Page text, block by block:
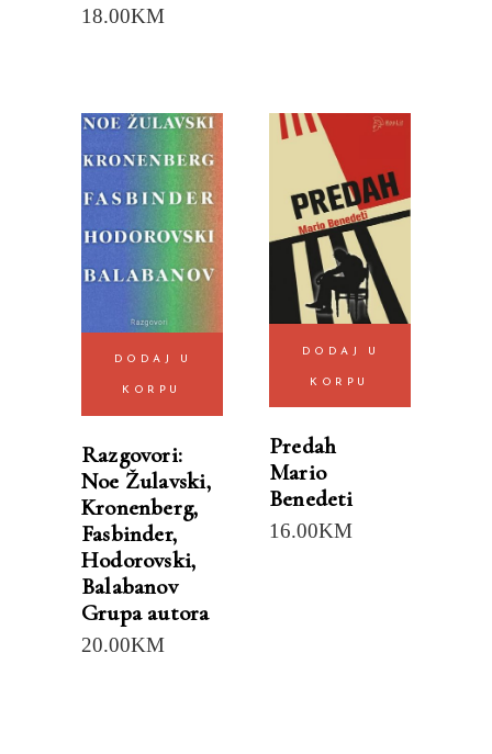
18.00KM
DODAJ U
KORPU
Razgovori:
Noe Žulavski,
Kronenberg,
Fasbinder,
Hodorovski,
Balabanov
Grupa autora
20.00KM
DODAJ U
KORPU
Predah
Mario
Benedeti
16.00KM